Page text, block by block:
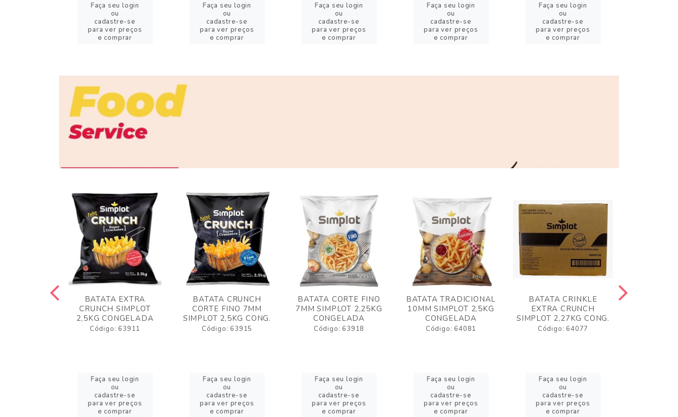
Faça seu login
ou
cadastre-se
para ver preços
e comprar
Faça seu login
ou
cadastre-se
para ver preços
e comprar
Faça seu login
ou
cadastre-se
para ver preços
e comprar
Faça seu login
ou
cadastre-se
para ver preços
e comprar
Faça seu login
ou
cadastre-se
para ver preços
e comprar
BATATA EXTRA
CRUNCH SIMPLOT
2,5KG CONGELADA
Código: 63911
Faça seu login
ou
cadastre-se
para ver preços
e comprar
BATATA CRUNCH
CORTE FINO 7MM
SIMPLOT 2,5KG CONG.
Código: 63915
Faça seu login
ou
cadastre-se
para ver preços
e comprar
BATATA CORTE FINO
7MM SIMPLOT 2,25KG
CONGELADA
Código: 63918
Faça seu login
ou
cadastre-se
para ver preços
e comprar
BATATA TRADICIONAL
10MM SIMPLOT 2,5KG
CONGELADA
Código: 64081
Faça seu login
ou
cadastre-se
para ver preços
e comprar
BATATA CRINKLE
EXTRA CRUNCH
SIMPLOT 2,27KG CONG.
Código: 64077
Faça seu login
ou
cadastre-se
para ver preços
e comprar